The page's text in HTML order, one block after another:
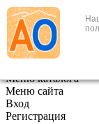
+7 (495) 646-888-1
В корзине 0
Меню каталога
Меню сайта
Вход
Регистрация